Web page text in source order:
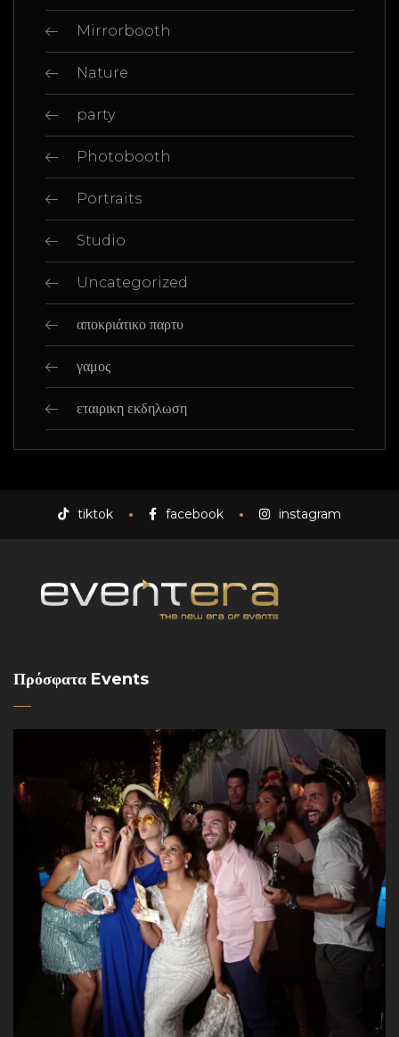
Mirrorbooth
Nature
party
Photobooth
Portraits
Studio
Uncategorized
αποκριάτικο παρτυ
γαμος
εταιρικη εκδηλωση
tiktok facebook instagram
Πρόσφατα Events